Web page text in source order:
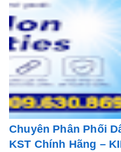
Chuyên Phân Phối
KST Chính Hãng –